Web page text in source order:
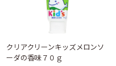
クリアクリーンキッズメロンソ
ーダの香味７０ｇ